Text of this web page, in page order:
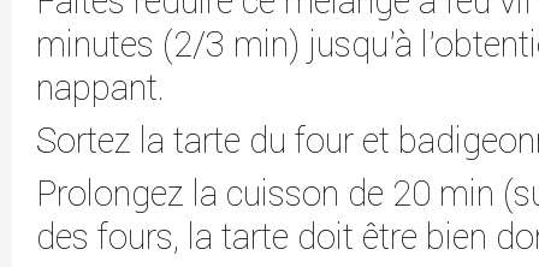
minutes (2/3 min) jusqu'à
nappant.
Sortez la tarte du four et
Prolongez la cuisson de 20 min
des fours, la tarte doit être bien